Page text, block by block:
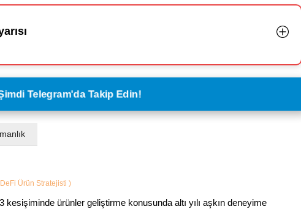
Telegram'da Takip Edin!
DeFi Ürün Stratejisti )
ürünler geliştirme konusunda altı yılı aşkın deneyime